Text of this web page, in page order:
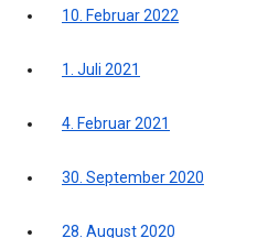
10. Februar 2022
1. Juli 2021
4. Februar 2021
30. September 2020
28. August 2020